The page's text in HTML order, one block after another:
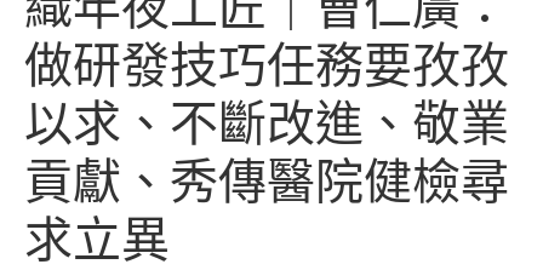
做研發技巧任務要孜孜
以求、不斷改進、敬業
貢獻、秀傳醫院健檢尋
求立異